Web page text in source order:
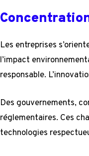
Les entreprises
l’impact
responsable.
Des gouvernements,
réglementaires. Ces
technologies